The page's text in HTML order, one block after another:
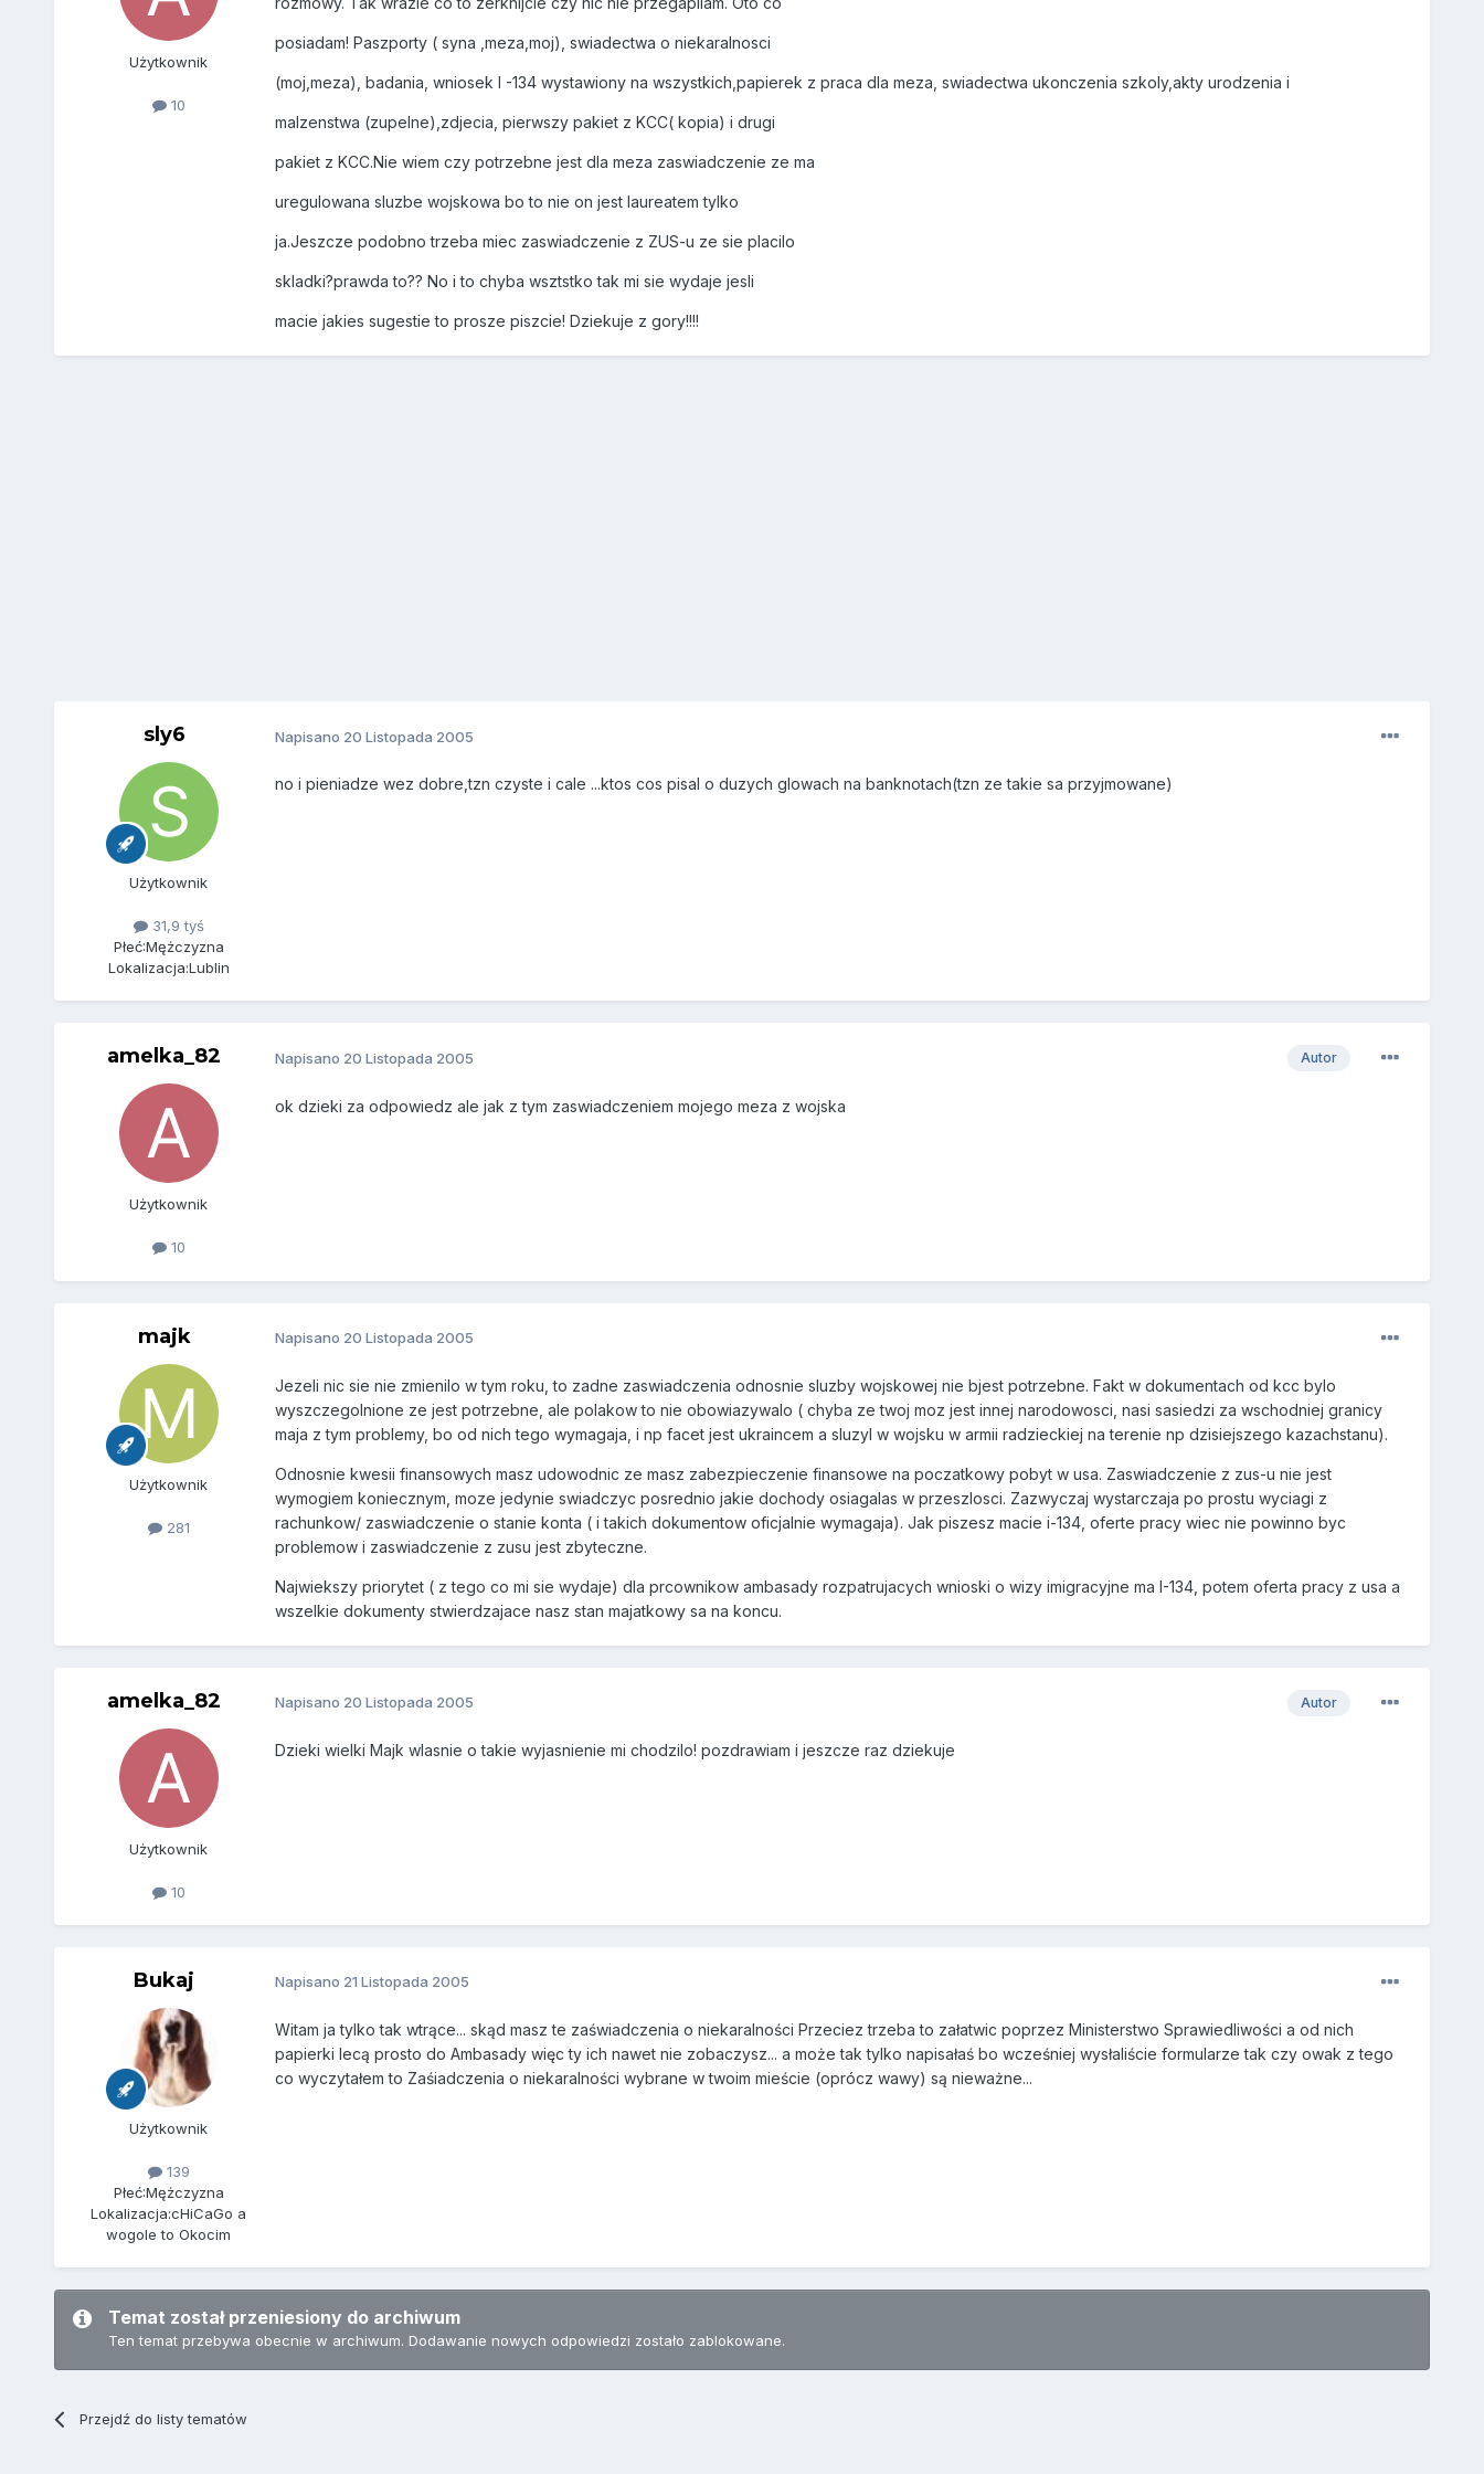
Użytkownik
10
posiadam! Paszporty ( syna ,meza,moj), swiadectwa o niekaralnosci
(moj,meza), badania, wniosek I -134 wystawiony na wszystkich,papierek z praca dla meza, swiadectwa ukonczenia szkoly,akty urodzenia i
malzenstwa (zupelne),zdjecia, pierwszy pakiet z KCC( kopia) i drugi
pakiet z KCC.Nie wiem czy potrzebne jest dla meza zaswiadczenie ze ma
uregulowana sluzbe wojskowa bo to nie on jest laureatem tylko
ja.Jeszcze podobno trzeba miec zaswiadczenie z ZUS-u ze sie placilo
skladki?prawda to?? No i to chyba wsztstko tak mi sie wydaje jesli
macie jakies sugestie to prosze piszcie! Dziekuje z gory!!!!
sly6
Użytkownik
31,9 tyś
Płeć:Mężczyzna
Lokalizacja:Lublin
Napisano 20 Listopada 2005
no i pieniadze wez dobre,tzn czyste i cale ...ktos cos pisal o duzych glowach na banknotach(tzn ze takie sa przyjmowane)
amelka_82
Użytkownik
10
Autor
Napisano 20 Listopada 2005
ok dzieki za odpowiedz ale jak z tym zaswiadczeniem mojego meza z wojska
majk
Użytkownik
281
Napisano 20 Listopada 2005
Jezeli nic sie nie zmienilo w tym roku, to zadne zaswiadczenia odnosnie sluzby wojskowej nie bjest potrzebne. Fakt w dokumentach od kcc bylo
wyszczegolnione ze jest potrzebne, ale polakow to nie obowiazywalo ( chyba ze twoj moz jest innej narodowosci, nasi sasiedzi za wschodniej granicy
maja z tym problemy, bo od nich tego wymagaja, i np facet jest ukraincem a sluzyl w wojsku w armii radzieckiej na terenie np dzisiejszego kazachstanu).
Odnosnie kwesii finansowych masz udowodnic ze masz zabezpieczenie finansowe na poczatkowy pobyt w usa. Zaswiadczenie z zus-u nie jest
wymogiem koniecznym, moze jedynie swiadczyc posrednio jakie dochody osiagalas w przeszlosci. Zazwyczaj wystarczaja po prostu wyciagi z
rachunkow/ zaswiadczenie o stanie konta ( i takich dokumentow oficjalnie wymagaja). Jak piszesz macie i-134, oferte pracy wiec nie powinno byc
problemow i zaswiadczenie z zusu jest zbyteczne.
Najwiekszy priorytet ( z tego co mi sie wydaje) dla prcownikow ambasady rozpatrujacych wnioski o wizy imigracyjne ma I-134, potem oferta pracy z usa a
wszelkie dokumenty stwierdzajace nasz stan majatkowy sa na koncu.
amelka_82
Użytkownik
10
Autor
Napisano 20 Listopada 2005
Dzieki wielki Majk wlasnie o takie wyjasnienie mi chodzilo! pozdrawiam i jeszcze raz dziekuje
Bukaj
Użytkownik
139
Płeć:Mężczyzna
Lokalizacja:cHiCaGo a
wogole to Okocim
Napisano 21 Listopada 2005
Witam ja tylko tak wtrące... skąd masz te zaświadczenia o niekaralności Przeciez trzeba to załatwic poprzez Ministerstwo Sprawiedliwości a od nich
papierki lecą prosto do Ambasady więc ty ich nawet nie zobaczysz... a może tak tylko napisałaś bo wcześniej wysłaliście formularze tak czy owak z tego
co wyczytałem to Zaśiadczenia o niekaralności wybrane w twoim mieście (oprócz wawy) są nieważne...
Temat został przeniesiony do archiwum
Ten temat przebywa obecnie w archiwum. Dodawanie nowych odpowiedzi zostało zablokowane.
Przejdź do listy tematów